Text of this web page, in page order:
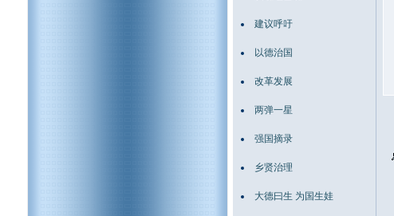
建议呼吁
以德治国
改革发展
两弹一星
强国摘录
乡贤治理
大德曰生 为国生娃